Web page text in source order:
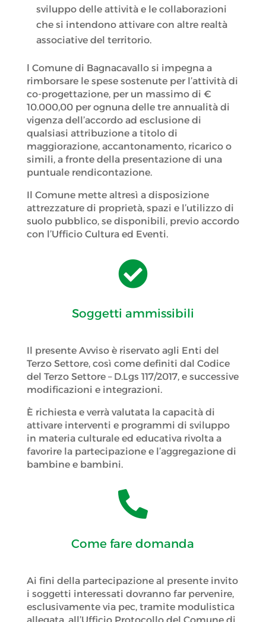
sviluppo delle attività e le collaborazioni
che si intendono attivare con altre realtà
associative del territorio.
l Comune di Bagnacavallo si impegna a
rimborsare le spese sostenute per l’attività di
co-progettazione, per un massimo di €
10.000,00 per ognuna delle tre annualità di
vigenza dell’accordo ad esclusione di
qualsiasi attribuzione a titolo di
maggiorazione, accantonamento, ricarico o
simili, a fronte della presentazione di una
puntuale rendicontazione.
Il Comune mette altresì a disposizione
attrezzature di proprietà, spazi e l’utilizzo di
suolo pubblico, se disponibili, previo accordo
con l’Ufficio Cultura ed Eventi.

Soggetti ammissibili
Il presente Avviso è riservato agli Enti del
Terzo Settore, così come definiti dal Codice
del Terzo Settore – D.Lgs 117/2017, e successive
modificazioni e integrazioni.
È richiesta e verrà valutata la capacità di
attivare interventi e programmi di sviluppo
in materia culturale ed educativa rivolta a
favorire la partecipazione e l’aggregazione di
bambine e bambini.

Come fare domanda
Ai fini della partecipazione al presente invito
i soggetti interessati dovranno far pervenire,
esclusivamente via pec, tramite modulistica
allegata, all’Ufficio Protocollo del Comune di